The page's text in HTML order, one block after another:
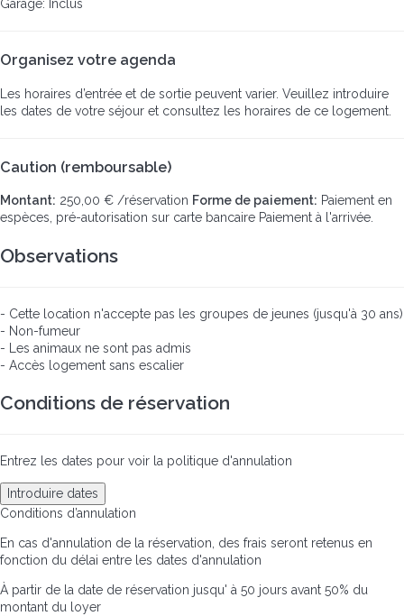
Garage: Inclus
Organisez votre agenda
Les horaires d’entrée et de sortie peuvent varier. Veuillez introduire
les dates de votre séjour et consultez les horaires de ce logement.
Caution (remboursable)
Montant: 250,00 € /réservation Forme de paiement: Paiement en
espèces, pré-autorisation sur carte bancaire Paiement à l'arrivée.
Observations
- Cette location n'accepte pas les groupes de jeunes (jusqu'à 30 ans)
- Non-fumeur
- Les animaux ne sont pas admis
- Accès logement sans escalier
Conditions de réservation
Entrez les dates pour voir la politique d'annulation
Introduire dates
Conditions d’annulation
En cas d'annulation de la réservation, des frais seront retenus en
fonction du délai entre les dates d'annulation
À partir de la date de réservation jusqu' à 50 jours avant 50% du
montant du loyer